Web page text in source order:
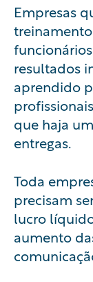
Empresas
resultados
aprendido
que haja
entregas.
Toda
precisam
lucro
aumento